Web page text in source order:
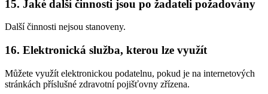
15. Jaké další činnosti jsou po žadateli požadovány
Další činnosti nejsou stanoveny.
16. Elektronická služba, kterou lze využít
Můžete využít elektronickou podatelnu, pokud je na internetových
stránkách příslušné zdravotní pojišťovny zřízena.